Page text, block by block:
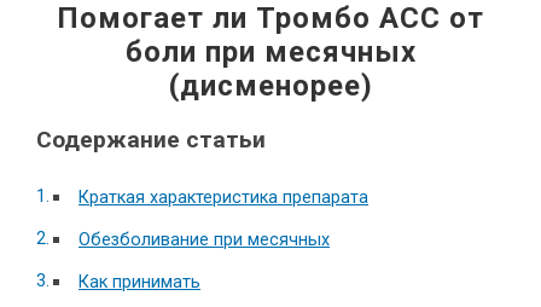
Помогает ли Тромбо АСС от
боли при месячных
(дисменорее)
Содержание статьи
Краткая характеристика препарата
Обезболивание при месячных
Как принимать